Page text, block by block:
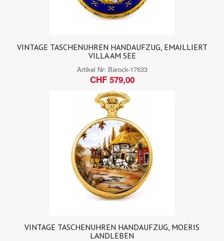
VINTAGE TASCHENUHREN HANDAUFZUG, EMAILLIERT
VILLA AM SEE
Artikel Nr: Barock-17633
CHF 579,00
VINTAGE TASCHENUHREN HANDAUFZUG, MOERIS
LANDLEBEN